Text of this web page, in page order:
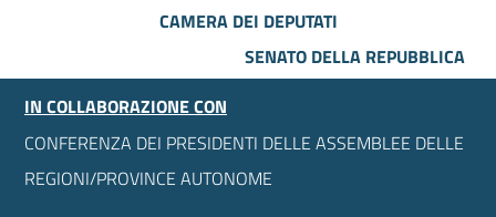
CAMERA DEI DEPUTATI
SENATO DELLA REPUBBLICA
IN COLLABORAZIONE CON
CONFERENZA DEI PRESIDENTI DELLE ASSEMBLEE DELLE
REGIONI/PROVINCE AUTONOME